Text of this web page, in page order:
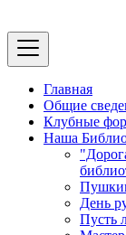
Главная
Общие
Клубные
Наша
День
Пусть